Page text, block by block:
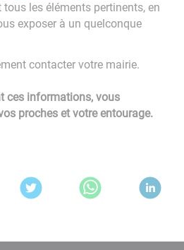
les éléments pertinents, en
exposer à un quelconque
contacter votre mairie.
ces informations, vous
proches et votre entourage.